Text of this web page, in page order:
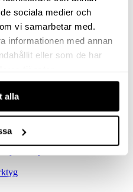
sociala medier och
vi samarbetar med.
informationen med annan
eller som de har
alla